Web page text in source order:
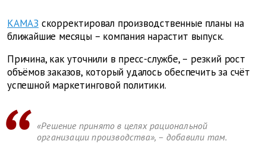
КАМАЗ скорректировал производственные планы на
ближайшие месяцы – компания нарастит выпуск.
Причина, как уточнили в пресс-службе, – резкий рост
объёмов заказов, который удалось обеспечить за счёт
успешной маркетинговой политики.
«Решение принято в целях рациональной
организации производства», – добавили там.